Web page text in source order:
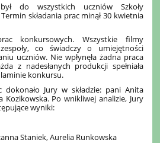
do wszystkich uczniów Szkoły
składania prac minął 30 kwietnia
konkursowych. Wszystkie filmy
co świadczy o umiejętności
uczniów. Nie wpłynęła żadna praca
z nadesłanych produkcji spełniała
konkursu.
dokonało Jury w składzie: pani Anita
Kozikowska. Po wnikliwej analizie, Jury
wyniki:
Staniek, Aurelia Runkowska